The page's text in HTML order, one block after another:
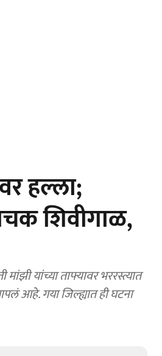
हल्ला;
शिवीगाळ,
यांच्या ताफ्यावर भररस्त्यात
आहे. गया जिल्ह्यात ही घटना